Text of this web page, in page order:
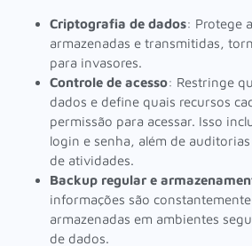
Criptografia de dados: Protege
armazenadas e transmitidas,
para invasores.
Controle de acesso: Restringe
dados e define quais recursos
permissão para acessar. Isso
login e senha, além de
de atividades.
Backup regular e
informações são
armazenadas em ambientes
de dados.